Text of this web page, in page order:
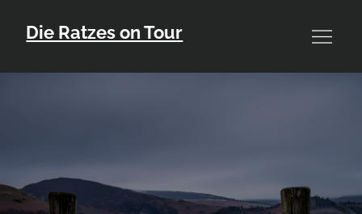
Die Ratzes on Tour